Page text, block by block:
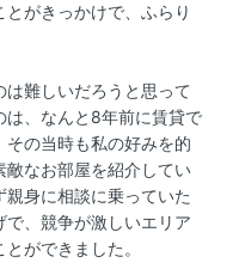
がきっかけで、ふらり
難しいだろうと思って
は、なんと8年前に賃貸で
その当時も私の好みを的
なお部屋を紹介してい
身に相談に乗っていた
、競争が激しいエリア
ができました。